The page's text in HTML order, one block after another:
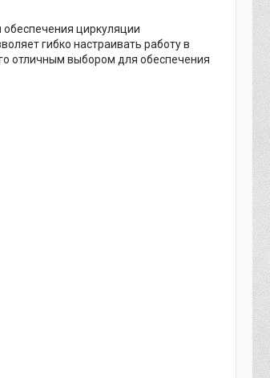
циркуляции
гибко настраивать работу в
отличным выбором для обеспечения